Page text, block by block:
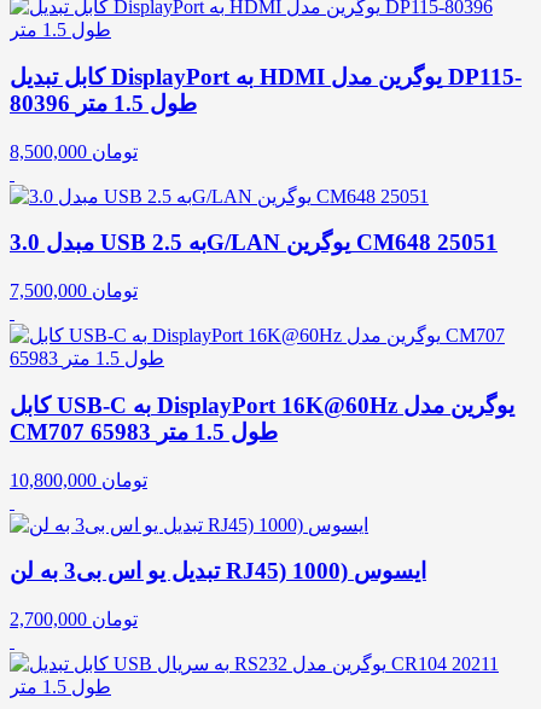
کابل تبدیل DisplayPort به HDMI یوگرین مدل DP115-
80396 طول 1.5 متر
8,500,000 تومان
مبدل 3.0 USB به 2.5G/LAN یوگرین CM648 25051
7,500,000 تومان
کابل USB-C به DisplayPort 16K@60Hz یوگرین مدل
CM707 65983 طول 1.5 متر
10,800,000 تومان
تبدیل یو اس بی3 به لن RJ45) 1000) ایسوس
2,700,000 تومان